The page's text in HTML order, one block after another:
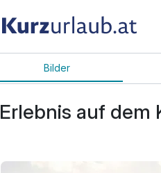
Bilder
Erlebnis auf dem